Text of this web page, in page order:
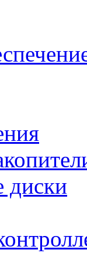
диски